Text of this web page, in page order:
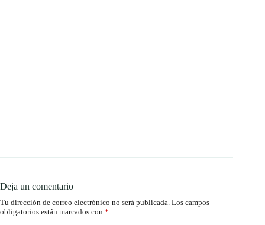
Deja un comentario
Tu dirección de correo electrónico no será publicada. Los campos
obligatorios están marcados con *